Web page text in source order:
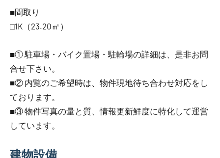
■間取り
□1K（23.20㎡）
■① 駐車場・バイク置場・駐輪場の詳細は、是非お問
合せ下さい。
■② 内覧のご希望時は、物件現地待ち合わせ対応をし
ております。
■③ 物件写真の量と質、情報更新鮮度に特化して運営
しています。
建物設備